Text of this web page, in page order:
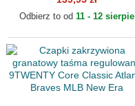
Replica Atlanta Braves MLB
Odbierz to od 11 - 12 sierpie